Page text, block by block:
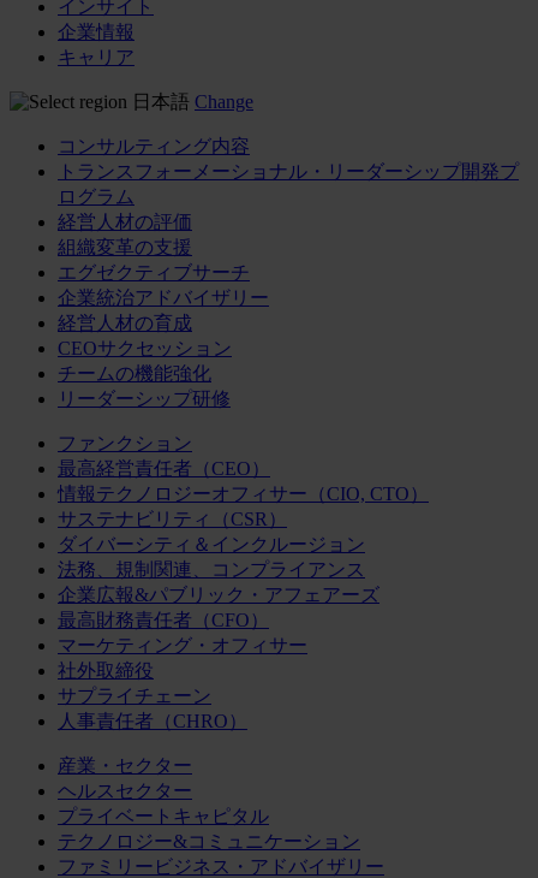
インサイト
企業情報
キャリア
日本語 Change
コンサルティング内容
トランスフォーメーショナル・リーダーシップ開発プ
ログラム
経営人材の評価
組織変革の支援
エグゼクティブサーチ
企業統治アドバイザリー
経営人材の育成
CEOサクセッション
チームの機能強化
リーダーシップ研修
ファンクション
最高経営責任者（CEO）
情報テクノロジーオフィサー（CIO, CTO）
サステナビリティ（CSR）
ダイバーシティ＆インクルージョン
法務、規制関連、コンプライアンス
企業広報&パブリック・アフェアーズ
最高財務責任者（CFO）
マーケティング・オフィサー
社外取締役
サプライチェーン
人事責任者（CHRO）
産業・セクター
ヘルスセクター
プライベートキャピタル
テクノロジー&コミュニケーション
ファミリービジネス・アドバイザリー